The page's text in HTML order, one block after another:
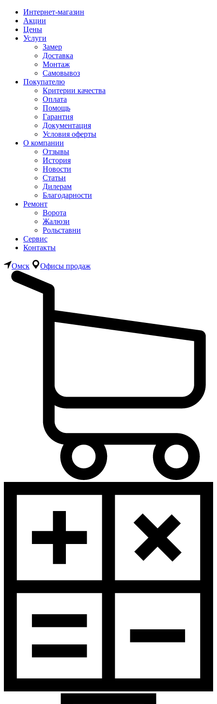
Интернет-магазин
Акции
Цены
Услуги
Замер
Доставка
Монтаж
Самовывоз
Покупателю
Критерии качества
Оплата
Помощь
Гарантия
Документация
Условия оферты
О компании
Отзывы
История
Новости
Статьи
Дилерам
Благодарности
Ремонт
Ворота
Жалюзи
Рольставни
Сервис
Контакты
Омск Офисы продаж